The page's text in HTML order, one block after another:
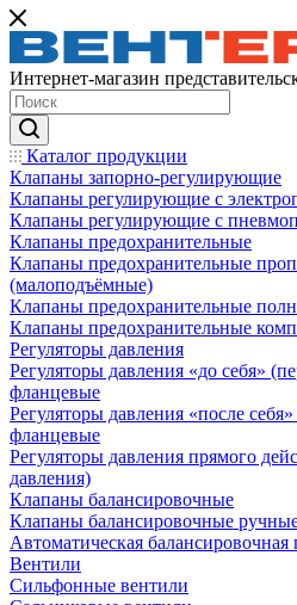
Интернет-магазин
Каталог продукции
Клапаны запорно-регулирующие
Клапаны регулирующие с
Клапаны регулирующие с
Клапаны предохранительные
Клапаны предохранительные
(малоподъёмные)
Клапаны предохранительные
Клапаны предохранительные
Регуляторы давления
Регуляторы давления «до себя»
фланцевые
Регуляторы давления «после
фланцевые
Регуляторы давления прямого
давления)
Клапаны балансировочные
Клапаны балансировочные
Автоматическая балансировочная
Вентили
Сильфонные вентили